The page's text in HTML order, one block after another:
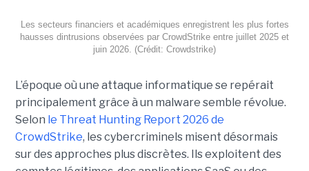
Les secteurs financiers et académiques enregistrent les plus fortes
hausses dintrusions observées par CrowdStrike entre juillet 2025 et
juin 2026. (Crédit: Crowdstrike)
L’époque où une attaque informatique se repérait
principalement grâce à un malware semble révolue.
Selon le Threat Hunting Report 2026 de
CrowdStrike, les cybercriminels misent désormais
sur des approches plus discrètes. Ils exploitent des